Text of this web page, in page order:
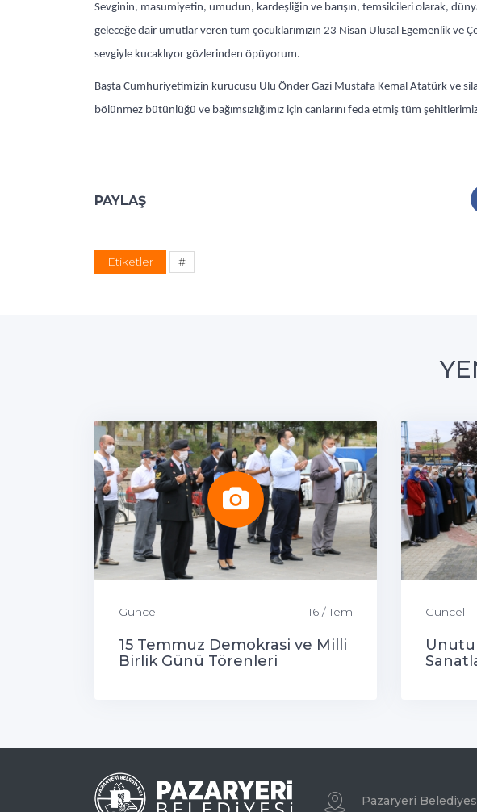
Sevginin, masumiyetin, umudun, kardeşliğin ve barışın, temsilcileri olarak,
geleceğe dair umutlar veren tüm çocuklarımızın 23 Nisan Ulusal Egemenlik ve
sevgiyle kucaklıyor gözlerinden öpüyorum.
Başta Cumhuriyetimizin kurucusu Ulu Önder Gazi Mustafa Kemal Atatürk ve
bölünmez bütünlüğü ve bağımsızlığımız için canlarını feda etmiş tüm
PAYLAŞ
Etiketler #
Güncel 16 / Tem
15 Temmuz Demokrasi ve Milli
Birlik Günü Törenleri
Güncel
Pazaryeri